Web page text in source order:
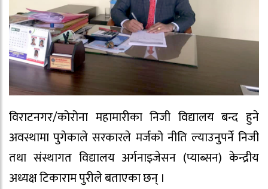
विराटनगर/कोरोना महामारीका निजी विद्यालय बन्द हुने
अवस्थामा पुगेकाले सरकारले मर्जको नीति ल्याउनुपर्ने निजी
तथा संस्थागत विद्यालय अर्गनाइजेसन (प्याब्सन) केन्द्रीय
अध्यक्ष टिकाराम पुरीले बताएका छन् ।